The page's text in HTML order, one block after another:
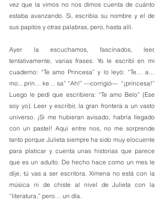
vez que la vimos no nos dimos cuenta de cuánto
estaba avanzando. Sí, escribía su nombre y el de
sus papitos y otras palabras, pero, hasta allí.
Ayer la escuchamos, fascinados, leer,
tentativamente, varias frases. Yo le escribí en mi
cuaderno: “Te amo Princesa” y lo leyó: “Te… a…
mo... prin… ke… sa” “Ah!” —corrigió—  “¡princesa!”
Luego le pedí que escribiera: “Te amo Belo” (Ese
soy yo). Leer y escribir, la gran frontera a un vasto
universo. ¡Si me hubieran avisado, habría llegado
con un pastel! Aquí entre nos, no me sorprende
tanto porque Julieta siempre ha sido muy elocuente
para platicar y cuenta unas historias que parece
que es un adulto. De hecho hace como un mes le
dije, tú vas a ser escritora. Ximena no está con la
música ni de chiste al nivel de Julieta con la
“literatura,” pero… un día.